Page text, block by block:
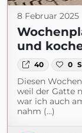
8 Februar 2025
und
40 0
Diesen
weil der Gatte
war ich auch
nahm (...)